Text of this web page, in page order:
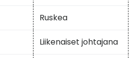
Ruskea
Liikenaiset johtajana